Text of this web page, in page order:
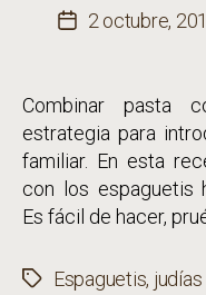
de
Fecha
entrada
2 octubre,
Combinar pasta
estrategia para
familiar. En esta
con los espaguetis
Es fácil de hacer,
Etiquetas
Espaguetis,